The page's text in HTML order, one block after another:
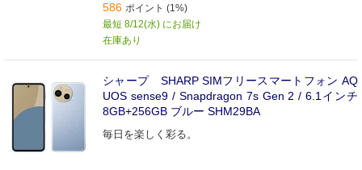
586 ポイント (1%)
最短 8/12(水) にお届け
在庫あり
シャープ SHARP SIMフリースマートフォン AQ
UOS sense9 / Snapdragon 7s Gen 2 / 6.1インチ
8GB+256GB ブルー SHM29BA
毎日を楽しく彩る。